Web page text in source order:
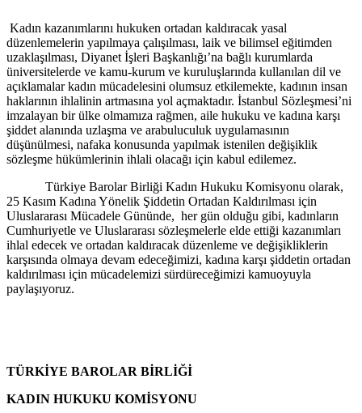
Kadın kazanımlarını hukuken ortadan kaldıracak yasal
düzenlemelerin yapılmaya çalışılması, laik ve bilimsel eğitimden
uzaklaşılması, Diyanet İşleri Başkanlığı’na bağlı kurumlarda
üniversitelerde ve kamu-kurum ve kuruluşlarında kullanılan dil ve
açıklamalar kadın mücadelesini olumsuz etkilemekte, kadının insan
haklarının ihlalinin artmasına yol açmaktadır. İstanbul Sözleşmesi’ni
imzalayan bir ülke olmamıza rağmen, aile hukuku ve kadına karşı
şiddet alanında uzlaşma ve arabuluculuk uygulamasının
düşünülmesi, nafaka konusunda yapılmak istenilen değişiklik
sözleşme hükümlerinin ihlali olacağı için kabul edilemez.
Türkiye Barolar Birliği Kadın Hukuku Komisyonu olarak,
25 Kasım Kadına Yönelik Şiddetin Ortadan Kaldırılması için
Uluslararası Mücadele Gününde, her gün olduğu gibi, kadınların
Cumhuriyetle ve Uluslararası sözleşmelerle elde ettiği kazanımları
ihlal edecek ve ortadan kaldıracak düzenleme ve değişikliklerin
karşısında olmaya devam edeceğimizi, kadına karşı şiddetin ortadan
kaldırılması için mücadelemizi sürdüreceğimizi kamuoyuyla
paylaşıyoruz.
TÜRKİYE BAROLAR BİRLİĞİ
KADIN HUKUKU KOMİSYONU